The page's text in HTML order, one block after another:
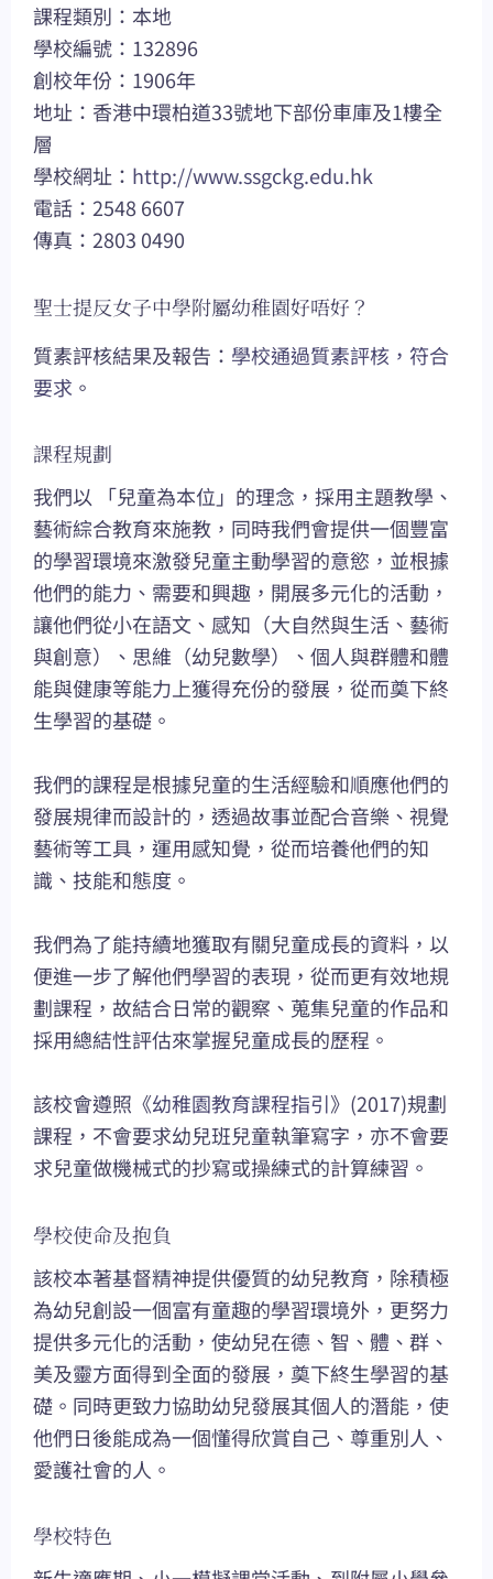
課程類別：本地
學校編號：132896
創校年份：1906年
地址：香港中環柏道33號地下部份車庫及1樓全
層
學校網址： http://www.ssgckg.edu.hk
電話：2548 6607
傳真：2803 0490
聖士提反女子中學附屬幼稚園好唔好？
質素評核結果及報告： 學校通過質素評核 ，符合
要求 。
課程規劃
我們以 「兒童為本位」的理念，採用主題教學、
藝術綜合教育來施教，同時我們會提供一個豐富
的學習環境來激發兒童主動學習的意慾，並根據
他們的能力、需要和興趣，開展多元化的活動，
讓他們從小在語文、感知（大自然與生活、藝術
與創意）、思維（幼兒數學）、個人與群體和體
能與健康等能力上獲得充份的發展，從而奠下終
生學習的基礎。
我們的課程是根據兒童的生活經驗和順應他們的
發展規律而設計的，透過故事並配合音樂、視覺
藝術等工具，運用感知覺，從而培養他們的知
識、技能和態度。
我們為了能持續地獲取有關兒童成長的資料，以
便進一步了解他們學習的表現，從而更有效地規
劃課程，故結合日常的觀察、蒐集兒童的作品和
採用總結性評估來掌握兒童成長的歷程。
該校會遵照《幼稚園教育課程指引》(2017)規劃
課程，不會要求幼兒班兒童執筆寫字，亦不會要
求兒童做機械式的抄寫或操練式的計算練習。
學校使命及抱負
該校本著基督精神提供優質的幼兒教育，除積極
為幼兒創設一個富有童趣的學習環境外，更努力
提供多元化的活動，使幼兒在德、智、體、群、
美及靈方面得到全面的發展，奠下終生學習的基
礎。同時更致力協助幼兒發展其個人的潛能，使
他們日後能成為一個懂得欣賞自己、尊重別人、
愛護社會的人。
學校特色